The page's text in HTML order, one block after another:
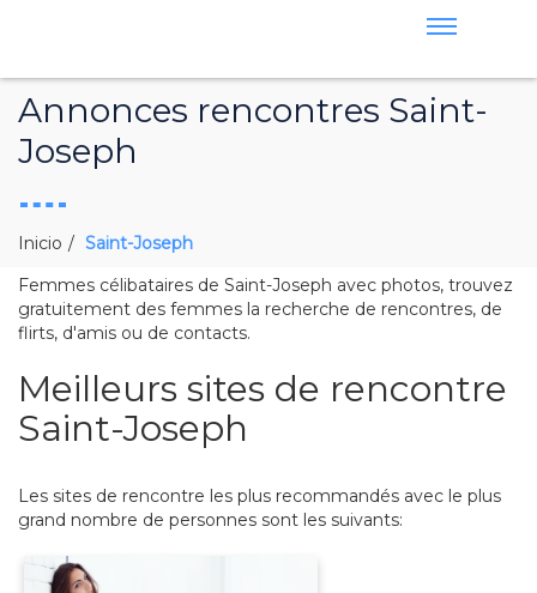
Annonces rencontres Saint-
Joseph
Inicio
Saint-Joseph
Femmes célibataires de Saint-Joseph avec photos, trouvez
gratuitement des femmes la recherche de rencontres, de
flirts, d'amis ou de contacts.
Meilleurs sites de rencontre
Saint-Joseph
Les sites de rencontre les plus recommandés avec le plus
grand nombre de personnes sont les suivants: